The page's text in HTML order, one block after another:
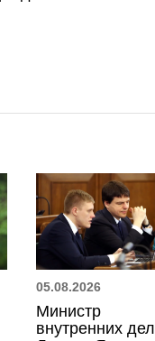
05.08.2026
Министр
внутренних дел